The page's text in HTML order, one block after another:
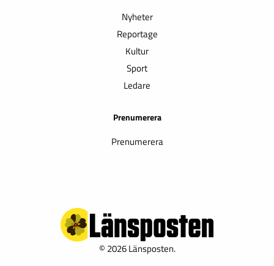
Nyheter
Reportage
Kultur
Sport
Ledare
Prenumerera
Prenumerera
© 2026 Länsposten.